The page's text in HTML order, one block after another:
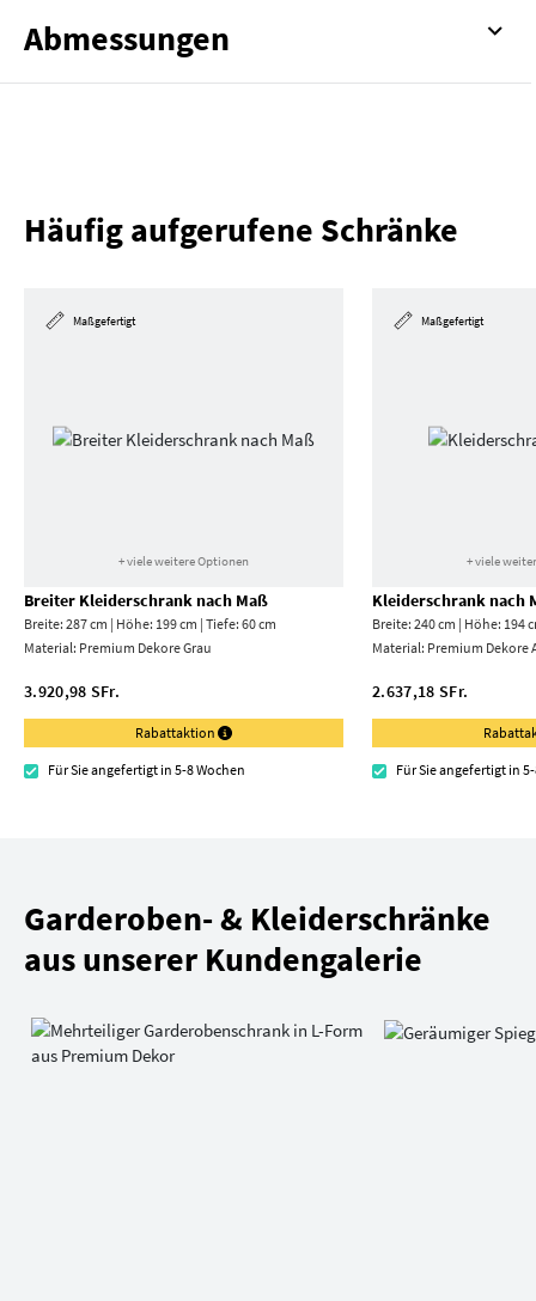
Abmessungen
Häufig aufgerufene Schränke
Maßgefertigt
+ viele weitere Optionen
Breiter Kleiderschrank nach Maß
Breite: 287 cm | Höhe: 199 cm | Tiefe: 60 cm
Material: Premium Dekore Grau
3.920,98 SFr.
Rabattaktion
Für Sie angefertigt in 5-8 Wochen
Maßgefertigt
+ viele
Kleiderschrank nach
Breite: 240 cm | Höhe: 194
Material: Premium Dekore
2.637,18 SFr.
Für Sie angefertigt in
Garderoben- & Kleiderschränke
aus unserer Kundengalerie